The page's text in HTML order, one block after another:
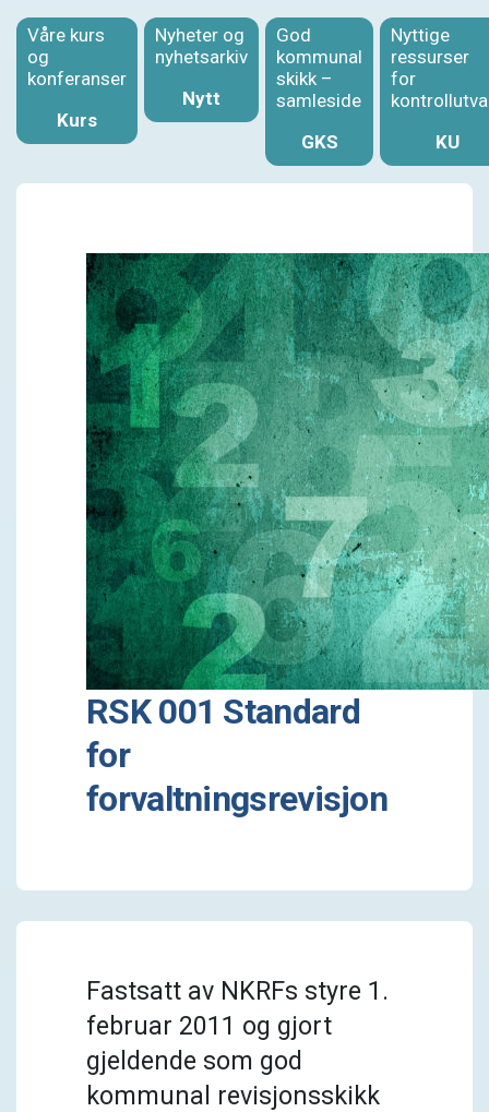
Våre kurs
og
konferanser
Kurs
Nyheter og
nyhetsarkiv
Nytt
God
kommunal
skikk –
samleside
GKS
Nyttige
ressurser
for
KU
RSK 001 Standard
for
forvaltningsrevisjon
Fastsatt av NKRFs styre 1.
februar 2011 og gjort
gjeldende som god
kommunal revisjonsskikk